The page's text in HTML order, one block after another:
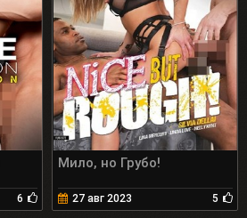
6
Мило, но Грубо!
27 авг 2023 5